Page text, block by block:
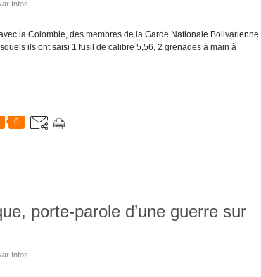
Infos
la Colombie, des membres de la Garde Nationale Bolivarienne
ils ont saisi 1 fusil de calibre 5,56, 2 grenades à main à
0
porte-parole d’une guerre sur
Infos